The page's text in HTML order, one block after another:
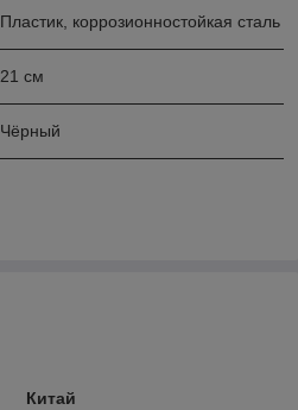
Пластик, коррозионностойкая сталь
21 см
Чёрный
Китай